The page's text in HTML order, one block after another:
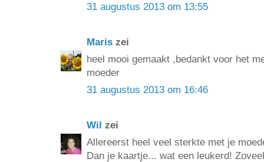
31 augustus 2013 om 13:55
Maris zei
heel mooi gemaakt ,bedankt voor het
moeder
31 augustus 2013 om 16:46
Wil zei
Allereerst heel veel sterkte met je
Dan je kaartje... wat een leukerd!